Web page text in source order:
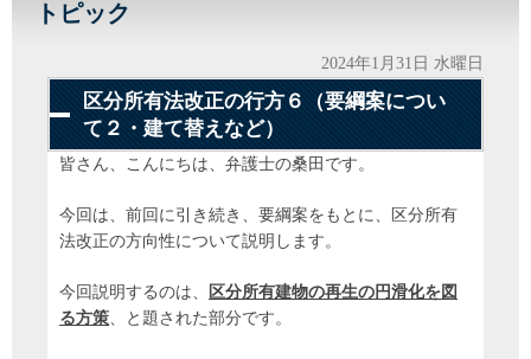
トピック
2024年1月31日 水曜日
区分所有法改正の行方６（要綱案につい
て２・建て替えなど）
皆さん、こんにちは、弁護士の桑田です。
今回は、前回に引き続き、要綱案をもとに、区分所有
法改正の方向性について説明します。
今回説明するのは、
区分所有建物の再生の円滑化を図
る方策、と題された部分です。